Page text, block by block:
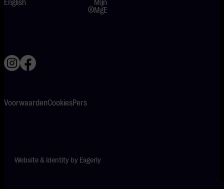
English
Mijn
MgE
VoorwaardenCookiesPers
Website & Identity by Eagerly